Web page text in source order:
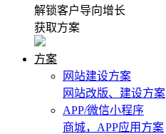
解锁客户导向增长
获取方案
方案
网站建设方案
网站改版、建设方案
APP/微信小程序
商城，APP应用方案